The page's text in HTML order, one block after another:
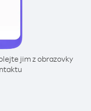
jim z obrazovky